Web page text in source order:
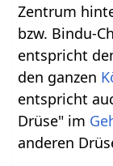
Zentrum
bzw. Bindu-
entspricht
den ganzen
entspricht
Drüse" im
anderen